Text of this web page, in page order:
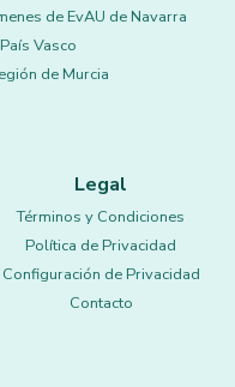
de EvAU de Navarra
Vasco
de Murcia
Legal
Términos y Condiciones
Política de Privacidad
Configuración de Privacidad
Contacto